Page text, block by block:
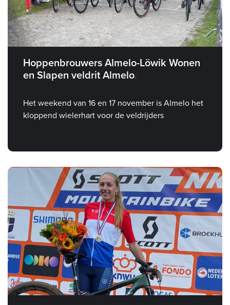
Hoppenbrouwers Almelo-Löwik Wonen
en Slapen veldrit Almelo
Het weekend van 16 en 17 november is Almelo het
kloppend wielerhart voor de veldrijders